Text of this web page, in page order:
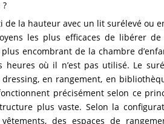
de la hauteur avec un lit surélevé ou
les plus efficaces de libérer
plus encombrant de la chambre
heures où il n’est pas utilisé. Le
en rangement, en
précisément selon ce
plus vaste. Selon la
des espaces de